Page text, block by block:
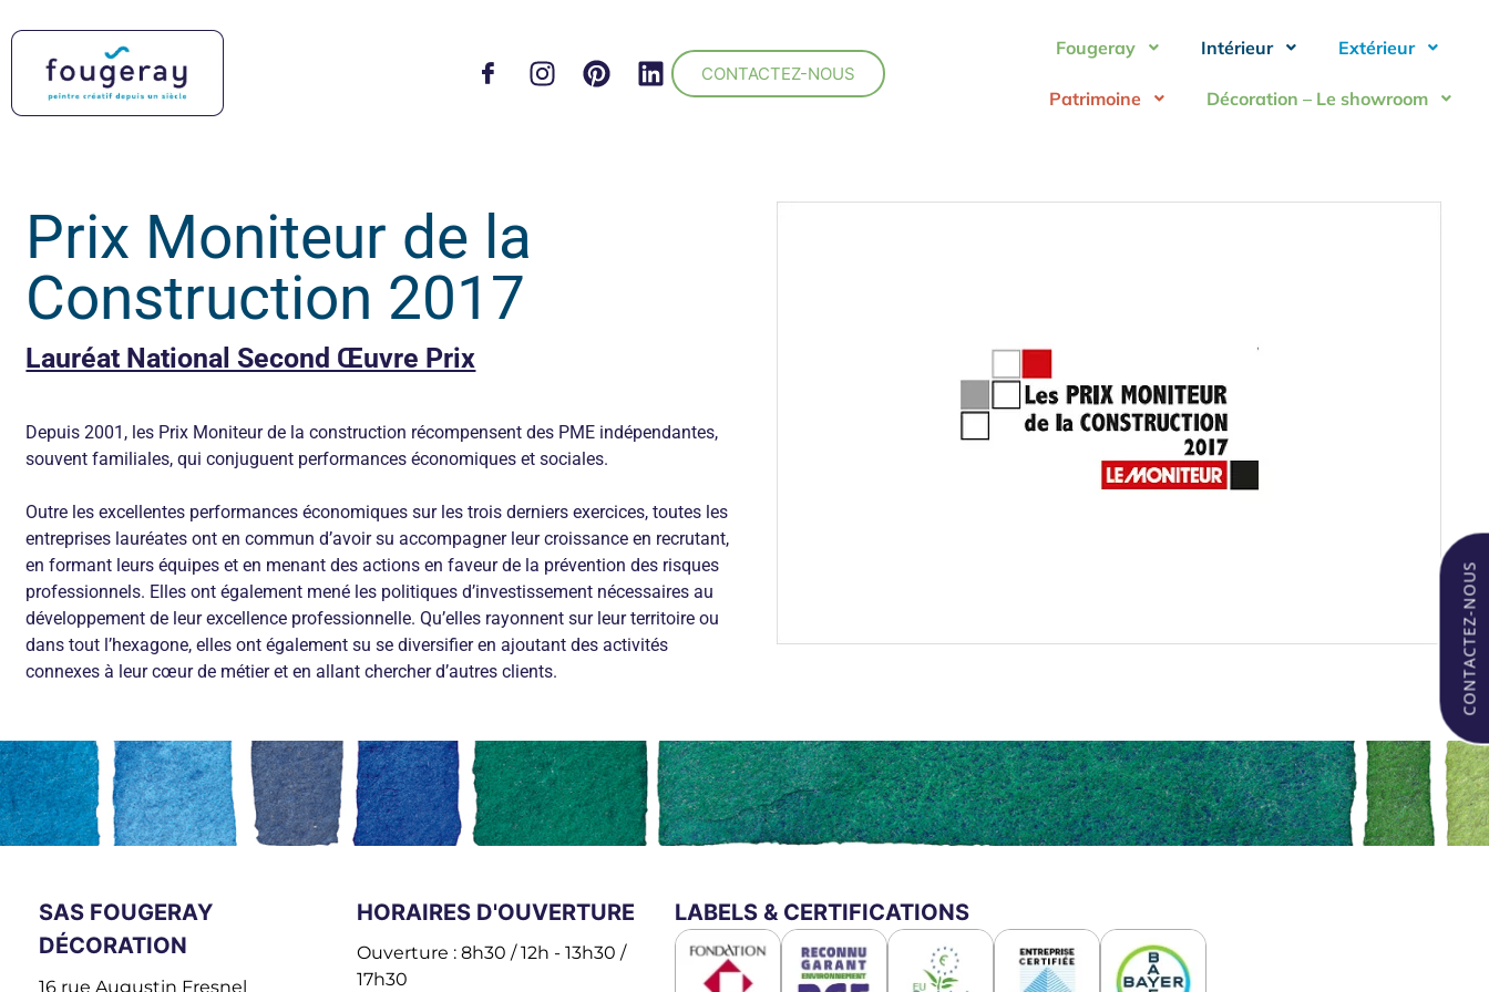
CONTACTEZ-NOUS
Fougeray Intérieur Extérieur
Patrimoine Décoration – Le showroom
Prix Moniteur de la
Construction 2017
Lauréat National Second Œuvre Prix
Depuis 2001, les Prix Moniteur de la construction récompensent des PME indépendantes,
souvent familiales, qui conjuguent performances économiques et sociales.
Outre les excellentes performances économiques sur les trois derniers exercices, toutes les
entreprises lauréates ont en commun d’avoir su accompagner leur croissance en recrutant,
en formant leurs équipes et en menant des actions en faveur de la prévention des risques
professionnels. Elles ont également mené les politiques d’investissement nécessaires au
développement de leur excellence professionnelle. Qu’elles rayonnent sur leur territoire ou
dans tout l’hexagone, elles ont également su se diversifier en ajoutant des activités
connexes à leur cœur de métier et en allant chercher d’autres clients.
SAS FOUGERAY
DÉCORATION
16 rue Augustin Fresnel
HORAIRES D'OUVERTURE
Ouverture : 8h30 / 12h - 13h30 /
17h30
LABELS & CERTIFICATIONS
CONTACTEZ-NOUS